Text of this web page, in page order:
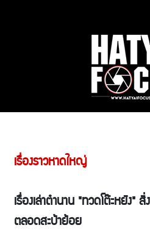
เรื่องราวหาดใหญ่
เรื่องเล่าตำนาน "ทวดโต๊ะหยัง
ตลอดสะบ้าย้อย